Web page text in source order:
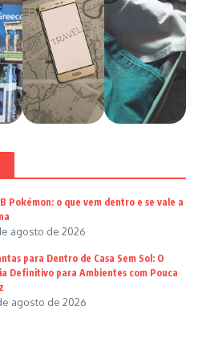
Pokémon: o que vem dentro e se vale a
agosto de 2026
para Dentro de Casa Sem Sol: O
Definitivo para Ambientes com Pouca
agosto de 2026